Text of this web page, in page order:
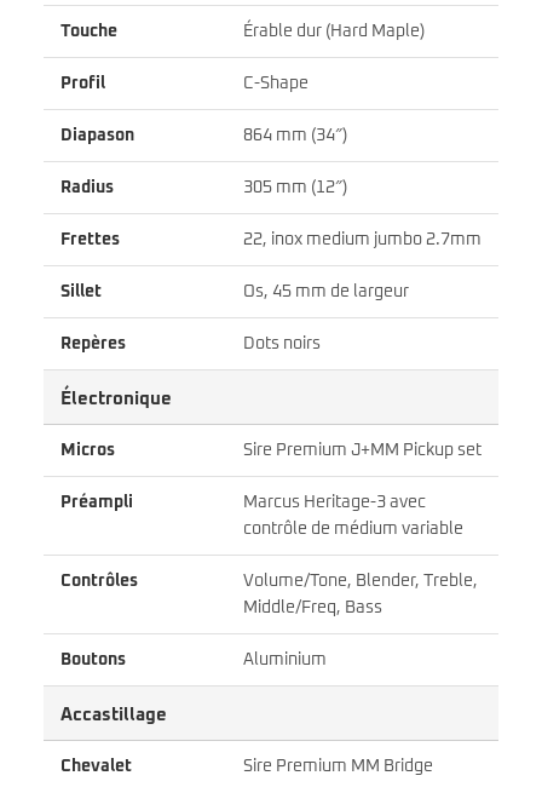
Touche Érable dur (Hard Maple)
Profil C-Shape
Diapason 864 mm (34″)
Radius 305 mm (12″)
Frettes 22, inox medium jumbo 2.7mm
Sillet Os, 45 mm de largeur
Repères Dots noirs
Électronique
Micros Sire Premium J+MM Pickup set
Préampli
Marcus Heritage-3 avec
contrôle de médium variable
Contrôles
Volume/Tone, Blender, Treble,
Middle/Freq, Bass
Boutons Aluminium
Accastillage
Chevalet Sire Premium MM Bridge